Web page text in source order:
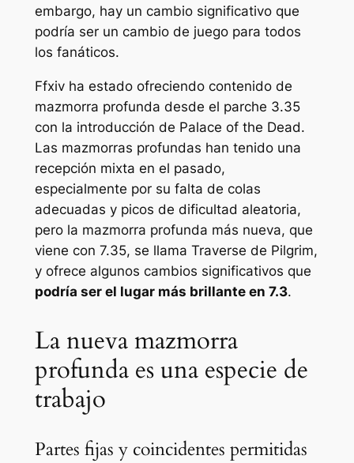
embargo, hay un cambio significativo que
podría ser un cambio de juego para todos
los fanáticos.
Ffxivha estado ofreciendo contenido de
mazmorra profunda desde el parche 3.35
con la introducción de Palace of the Dead.
Las mazmorras profundas han tenido una
recepción mixta en el pasado,
especialmente por su falta de colas
adecuadas y picos de dificultad aleatoria,
pero la mazmorra profunda más nueva, que
viene con 7.35, se llama Traverse de Pilgrim,
y ofrece algunos cambios significativos que
podría ser el lugar más brillante en 7.3.
La nueva mazmorra
profunda es una especie de
trabajo
Partes fijas y coincidentes permitidas